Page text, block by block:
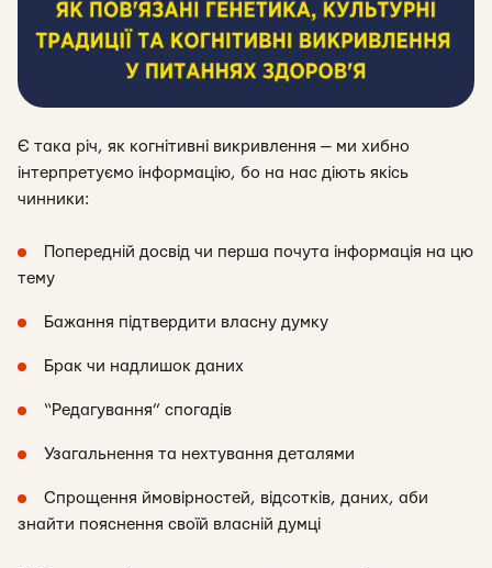
Є така річ, як когнітивні викривлення — ми хибно
інтерпретуємо інформацію, бо на нас діють якісь
чинники:
Попередній досвід чи перша почута інформація на цю
тему
Бажання підтвердити власну думку
Брак чи надлишок даних
“Редагування” спогадів
Узагальнення та нехтування деталями
Спрощення ймовірностей, відсотків, даних, аби
знайти пояснення своїй власній думці